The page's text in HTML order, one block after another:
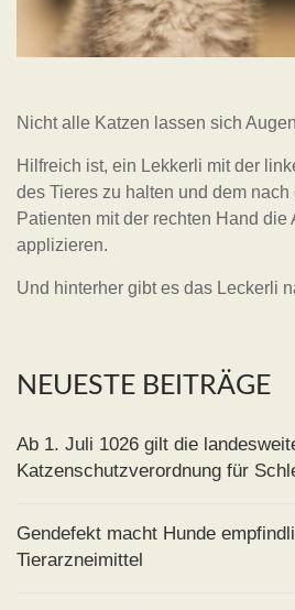
Nicht alle Katzen lassen sich
Hilfreich ist, ein Lekkerli mit der
des Tieres zu halten und dem
Patienten mit der rechten Hand die
applizieren.
Und hinterher gibt es das Leckerli
NEUESTE BEITRÄGE
Ab 1. Juli 1026 gilt die
Katzenschutzverordnung für
Gendefekt macht Hunde
Tierarzneimittel